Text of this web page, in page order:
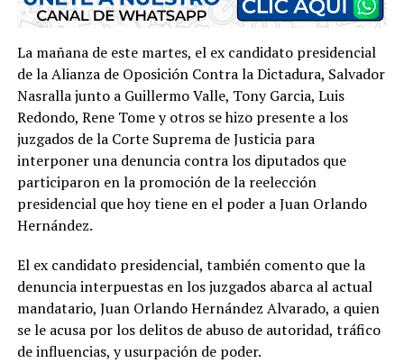
La mañana de este martes, el ex candidato presidencial
de la Alianza de Oposición Contra la Dictadura, Salvador
Nasralla junto a Guillermo Valle, Tony Garcia, Luis
Redondo, Rene Tome y otros se hizo presente a los
juzgados de la Corte Suprema de Justicia para
interponer una denuncia contra los diputados que
participaron en la promoción de la reelección
presidencial que hoy tiene en el poder a Juan Orlando
Hernández.
El ex candidato presidencial, también comento que la
denuncia interpuestas en los juzgados abarca al actual
mandatario, Juan Orlando Hernández Alvarado, a quien
se le acusa por los delitos de abuso de autoridad, tráfico
de influencias, y usurpación de poder.